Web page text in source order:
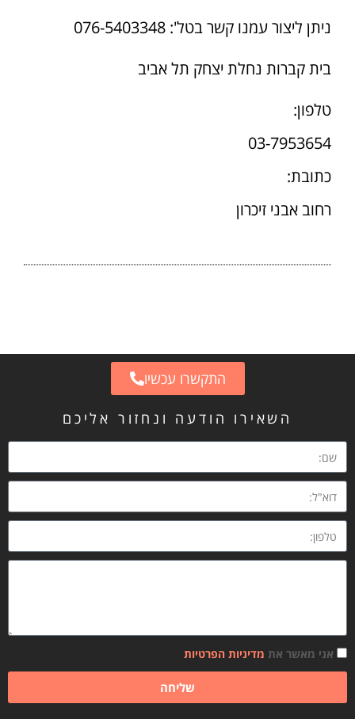
ניתן ליצור עמנו קשר בטל': 076-5403348
בית קברות נחלת יצחק תל אביב
טלפון:
03-7953654
כתובת:
רחוב אבני זיכרון
התקשרו עכשיו
השאירו הודעה ונחזור אליכם
אני מאשר את מדיניות הפרטיות
שליחה